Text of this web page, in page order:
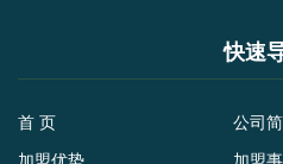
快速
首 页 公司
加盟优势
加盟